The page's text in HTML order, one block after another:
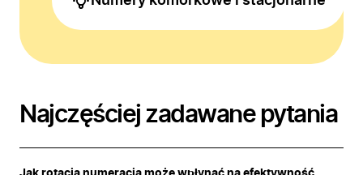
Najczęściej zadawane pytania